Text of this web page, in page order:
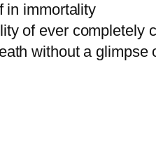
in immortality
of ever completely
without a glimpse